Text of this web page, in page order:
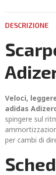
DESCRIZIONE
Veloci,
adidas
spingere sul
per cambi di